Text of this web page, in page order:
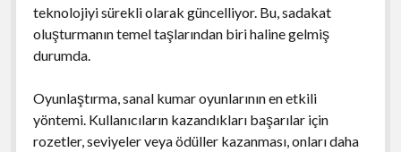
teknolojiyi sürekli olarak güncelliyor. Bu, sadakat
oluşturmanın temel taşlarından biri haline gelmiş
durumda.
Oyunlaştırma, sanal kumar oyunlarının en etkili
yöntemi. Kullanıcıların kazandıkları başarılar için
rozetler, seviyeler veya ödüller kazanması, onları daha